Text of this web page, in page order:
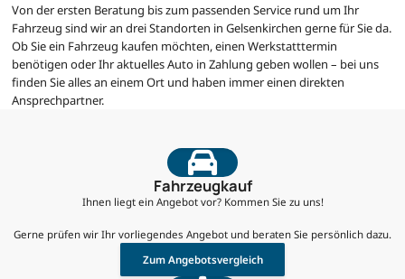
Von der ersten Beratung bis zum passenden Service rund um Ihr
Fahrzeug sind wir an drei Standorten in Gelsenkirchen gerne für Sie da.
Ob Sie ein Fahrzeug kaufen möchten, einen Werkstatttermin
benötigen oder Ihr aktuelles Auto in Zahlung geben wollen – bei uns
finden Sie alles an einem Ort und haben immer einen direkten
Ansprechpartner.
Fahrzeugkauf
Ihnen liegt ein Angebot vor? Kommen Sie zu uns!
Gerne prüfen wir Ihr vorliegendes Angebot und beraten Sie persönlich dazu.
Zum Angebotsvergleich